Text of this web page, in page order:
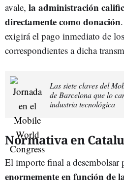
avale, la administración
directamente como donación
exigirá el pago inmediato de
correspondientes a dicha
Las siete claves del
de Barcelona que lo
industria tecnológica
Normativa en
El importe final a desembolsar
enormemente en función de